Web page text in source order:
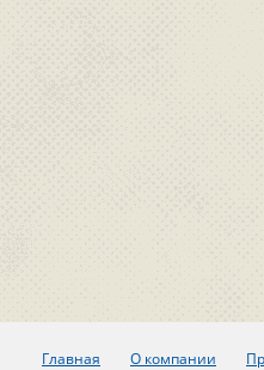
Главная О компании